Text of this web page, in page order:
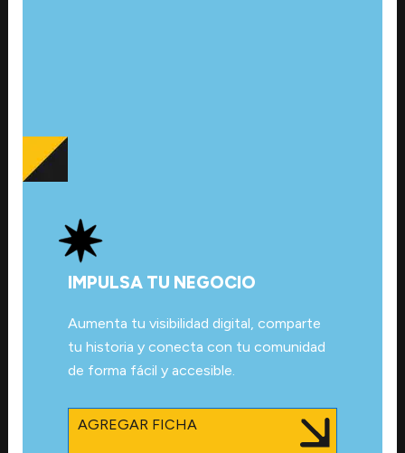
IMPULSA TU NEGOCIO
Aumenta tu visibilidad digital, comparte
tu historia y conecta con tu comunidad
de forma fácil y accesible.
AGREGAR FICHA